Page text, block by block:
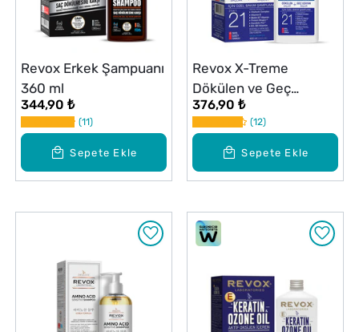
Sepete Ekle
Revox Erkek Şampuanı
360 ml
344,90 ₺
11
Sepete Ekle
Revox X-Treme
Dökülen ve Geç
Uzayan Saçlar için
Şampuan 400 ml
376,90 ₺
12